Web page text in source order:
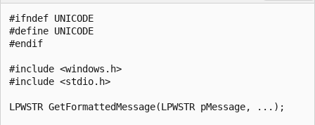
#ifndef UNICODE
#define UNICODE
#endif
#include <windows.h>
#include <stdio.h>
LPWSTR GetFormattedMessage(LPWSTR pMessage, ...);